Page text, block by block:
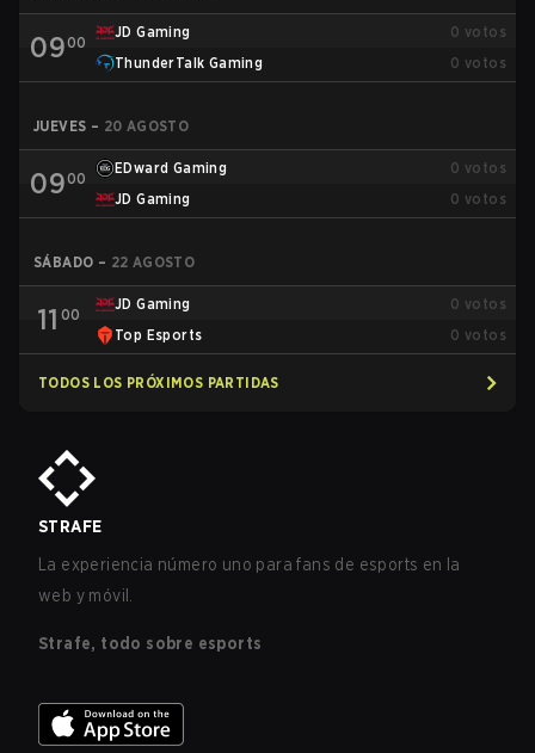
0900
JD Gaming 0 votos
ThunderTalk Gaming
0 votos
JUEVES – 20 AGOSTO
0900
EDward Gaming 0 votos
JD Gaming
0 votos
SÁBADO – 22 AGOSTO
11 00
JD Gaming 0 votos
Top Esports
0 votos
TODOS LOS PRÓXIMOS PARTIDAS
STRAFE
La experiencia número uno para fans de esports en la
web y móvil.
Strafe, todo sobre esports